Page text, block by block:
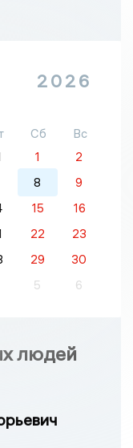
2026
Сб
Вс
1
2
8
9
15
16
22
23
29
30
5 6
людей